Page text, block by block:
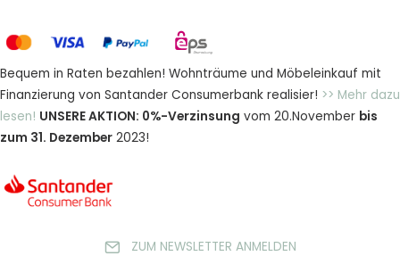
Bequem in Raten bezahlen! Wohnträume und Möbeleinkauf mit
Finanzierung von Santander Consumerbank realisier! >> Mehr dazu
lesen! UNSERE AKTION: 0%-Verzinsung vom 20.November bis
zum 31. Dezember 2023!
ZUM NEWSLETTER ANMELDEN